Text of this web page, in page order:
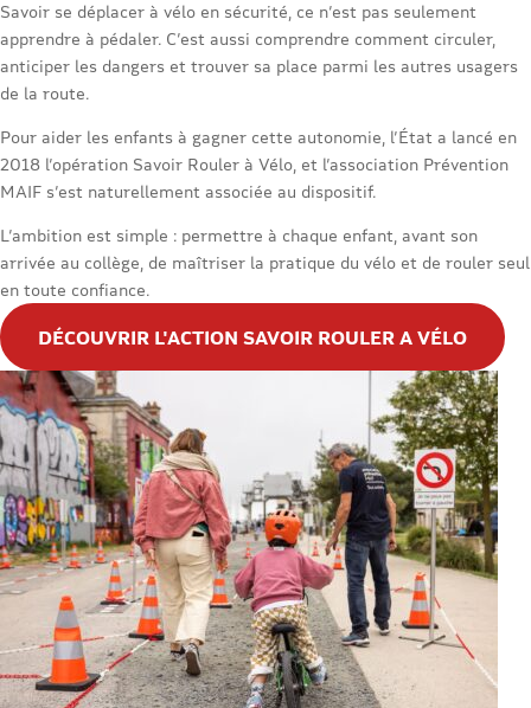
Savoir se déplacer à vélo en sécurité, ce n’est pas seulement
apprendre à pédaler. C’est aussi comprendre comment circuler,
anticiper les dangers et trouver sa place parmi les autres usagers
de la route.
Pour aider les enfants à gagner cette autonomie, l’État a lancé en
2018 l’opération Savoir Rouler à Vélo, et l’association Prévention
MAIF s’est naturellement associée au dispositif.
L’ambition est simple : permettre à chaque enfant, avant son
arrivée au collège, de maîtriser la pratique du vélo et de rouler seul
en toute confiance.
DÉCOUVRIR L'ACTION SAVOIR ROULER A VÉLO